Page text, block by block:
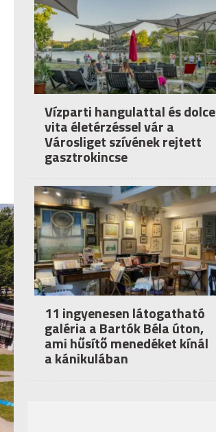
Vízparti hangulattal és dolce
vita életérzéssel vár a
Városliget szívének rejtett
gasztrokincse
11 ingyenesen látogatható
galéria a Bartók Béla úton,
ami hűsítő menedéket kínál
a kánikulában